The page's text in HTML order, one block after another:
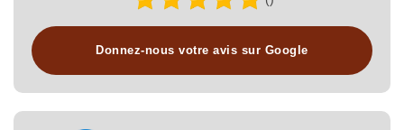
Donnez-nous votre avis sur Google